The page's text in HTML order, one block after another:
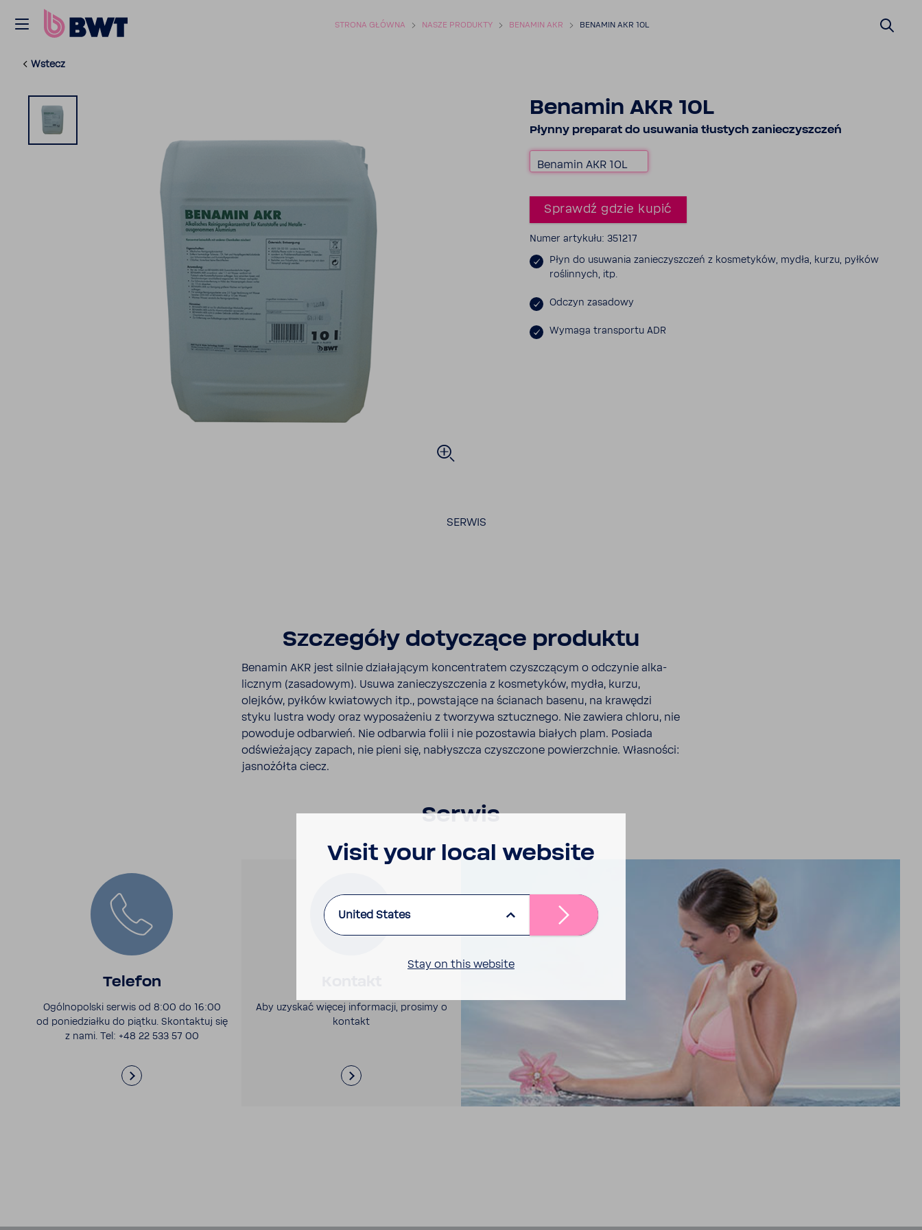
STRONA GŁÓWNA NASZE PRODUKTY BENAMIN AKR BENAMIN AKR 10L
Wstecz
Benamin AKR 10L
Płynny preparat do usuwania tłustych zanie­czysz­czeń
Benamin AKR 10L
Sprawdź gdzie kupić
Numer arty­kułu: 351217
Płyn do usuwania zanie­czysz­czeń z kosme­tyków, mydła, kurzu, pyłków
roślin­nych, itp.
Odczyn zasa­dowy
Wymaga trans­portu ADR
SERWIS
Szcze­góły doty­czące produktu
Benamin AKR jest silnie dzia­ła­jącym koncen­tratem czysz­czącym o odczynie alka­
licznym (zasa­dowym). Usuwa zanie­czysz­czenia z kosme­tyków, mydła, kurzu,
olejków, pyłków kwia­to­wych itp., powsta­jące na ścia­nach basenu, na krawędzi
styku lustra wody oraz wypo­sa­żeniu z tworzywa sztucz­nego. Nie zawiera chloru, nie
powo­duje odbar­wień. Nie odbarwia folii i nie pozo­stawia białych plam. Posiada
odświe­ża­jący zapach, nie pieni się, nabłyszcza czysz­czone powierzchnie. Własności:
jasno­żółta ciecz.
Serwis
Telefon
Ogól­no­polski serwis od 8:00 do 16:00
od ponie­działku do piątku. Skon­taktuj się
z nami. Tel: +48 22 533 57 00
Aby uzyskać więcej infor­macji, prosimy o
kontakt
Visit your local website
United States
Stay on this website